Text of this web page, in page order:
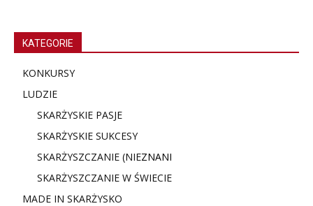
KATEGORIE
KONKURSY
LUDZIE
SKARŻYSKIE PASJE
SKARŻYSKIE SUKCESY
SKARŻYSZCZANIE (NIEZNANI
SKARŻYSZCZANIE W ŚWIECIE
MADE IN SKARŻYSKO